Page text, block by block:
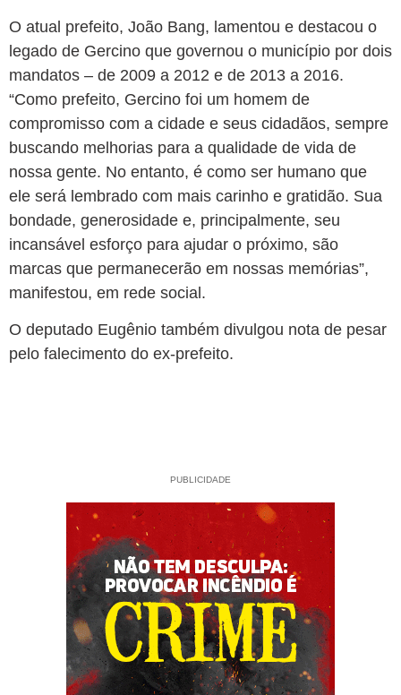
O atual prefeito, João Bang, lamentou e destacou o
legado de Gercino que governou o município por dois
mandatos – de 2009 a 2012 e de 2013 a 2016.
“Como prefeito, Gercino foi um homem de
compromisso com a cidade e seus cidadãos, sempre
buscando melhorias para a qualidade de vida de
nossa gente. No entanto, é como ser humano que
ele será lembrado com mais carinho e gratidão. Sua
bondade, generosidade e, principalmente, seu
incansável esforço para ajudar o próximo, são
marcas que permanecerão em nossas memórias”,
manifestou, em rede social.
O deputado Eugênio também divulgou nota de pesar
pelo falecimento do ex-prefeito.
PUBLICIDADE